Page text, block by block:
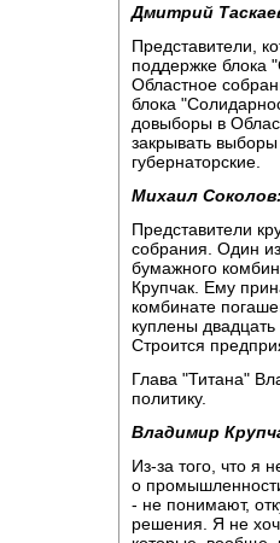
Дмитрий
Представители,
поддержке блока
Областное
блока
довыборы в
закрывать
губернаторские.
Михаил
Представители
собрания. Один
бумажного
Крупчак. Ему
комбинате
куплены
Строится
Глава "Титана"
политику.
Владимир
Из-за того, что я
о
- не понимают,
решения. Я не